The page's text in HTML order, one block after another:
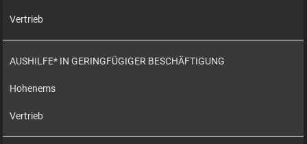
Vertrieb
AUSHILFE* IN GERINGFÜGIGER BESCHÄFTIGUNG
Hohenems
Vertrieb